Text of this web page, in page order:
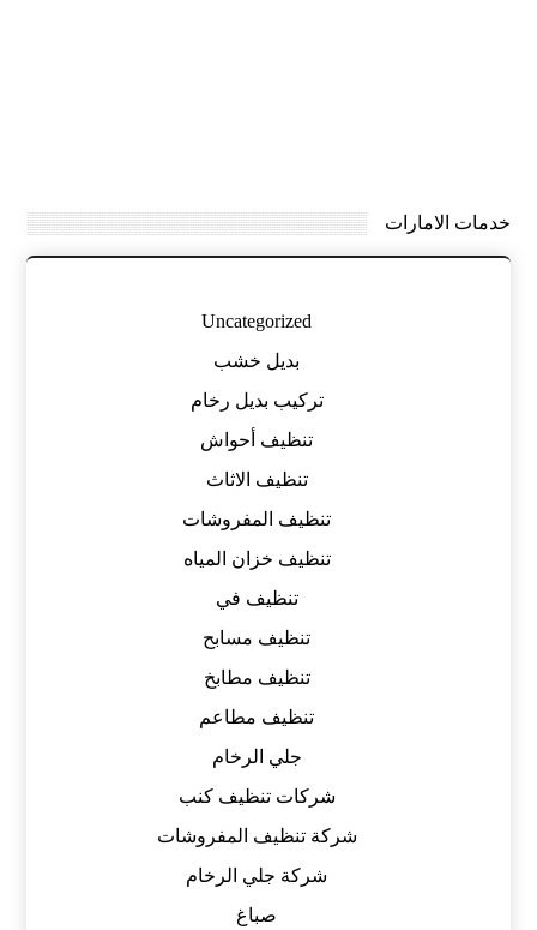
خدمات الامارات
Uncategorized
بديل خشب
تركيب بديل رخام
تنظيف أحواش
تنظيف الاثاث
تنظيف المفروشات
تنظيف خزان المياه
تنظيف في
تنظيف مسابح
تنظيف مطابخ
تنظيف مطاعم
جلي الرخام
شركات تنظيف كنب
شركة تنظيف المفروشات
شركة جلي الرخام
صباغ